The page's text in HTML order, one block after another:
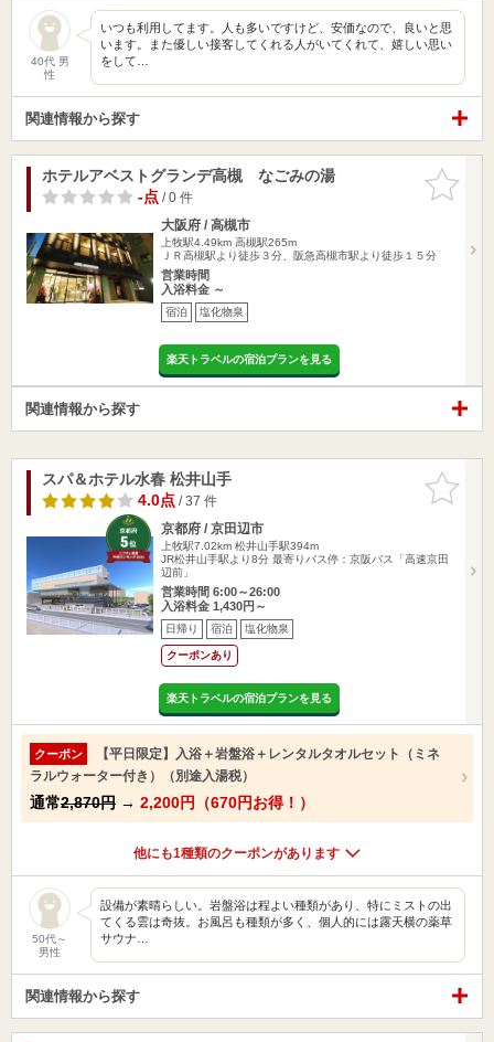
40代 男
性
いつも利用してます。人も多いですけど、安価なので、良いと思
います。また優しい接客してくれる人がいてくれて、嬉しい思い
をして…
関連情報から探す
お気に入
りに追加
ホテルアベストグランデ高槻 なごみの湯
-点/ 0 件
大阪府 / 高槻市
上牧駅4.49km 高槻駅265m
ＪＲ高槻駅より徒歩３分、阪急高槻市駅より徒歩１５分
営業時間
入浴料金 ～
宿泊 塩化物泉
楽天トラベルの宿泊プランを見る
関連情報から探す
お気に入
りに追加
スパ＆ホテル水春 松井山手
4.0点/ 37 件
京都府 / 京田辺市
上牧駅7.02km 松井山手駅394m
JR松井山手駅より8分 最寄りバス停：京阪バス「高速京田
辺前」
営業時間 6:00～26:00
入浴料金 1,430円～
日帰り 宿泊 塩化物泉
クーポンあり
楽天トラベルの宿泊プランを見る
クーポン
【平日限定】入浴＋岩盤浴＋レンタルタオルセット（ミネ
ラルウォーター付き）（別途入湯税）
通常2,870円 → 2,200円（670円お得！）
他にも1種類のクーポンがあります
50代～
男性
設備が素晴らしい。岩盤浴は程よい種類があり、特にミストの出
てくる雲は奇抜。お風呂も種類が多く、個人的には露天横の薬草
サウナ…
関連情報から探す